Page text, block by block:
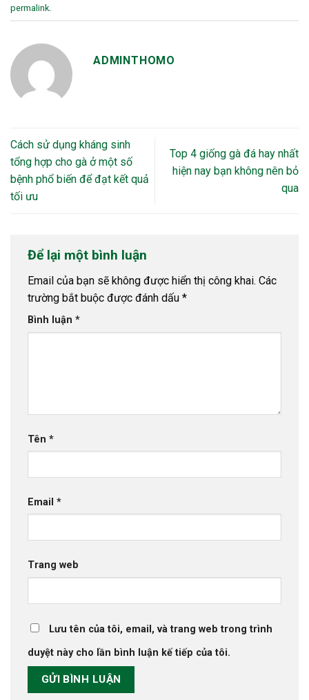
permalink
ADMINTHOMO
Cách sử dụng kháng sinh
tổng hợp cho gà ở một số
bệnh phổ biến để đạt kết quả
tối ưu
Top 4 giống gà đá hay nhất
hiện nay bạn không nên bỏ
qua
Để lại một bình luận
Email của bạn sẽ không được hiển thị công khai. Các
trường bắt buộc được đánh dấu *
Bình luận *
Tên *
Email *
Trang web
Lưu tên của tôi, email, và trang web trong trình
duyệt này cho lần bình luận kế tiếp của tôi.